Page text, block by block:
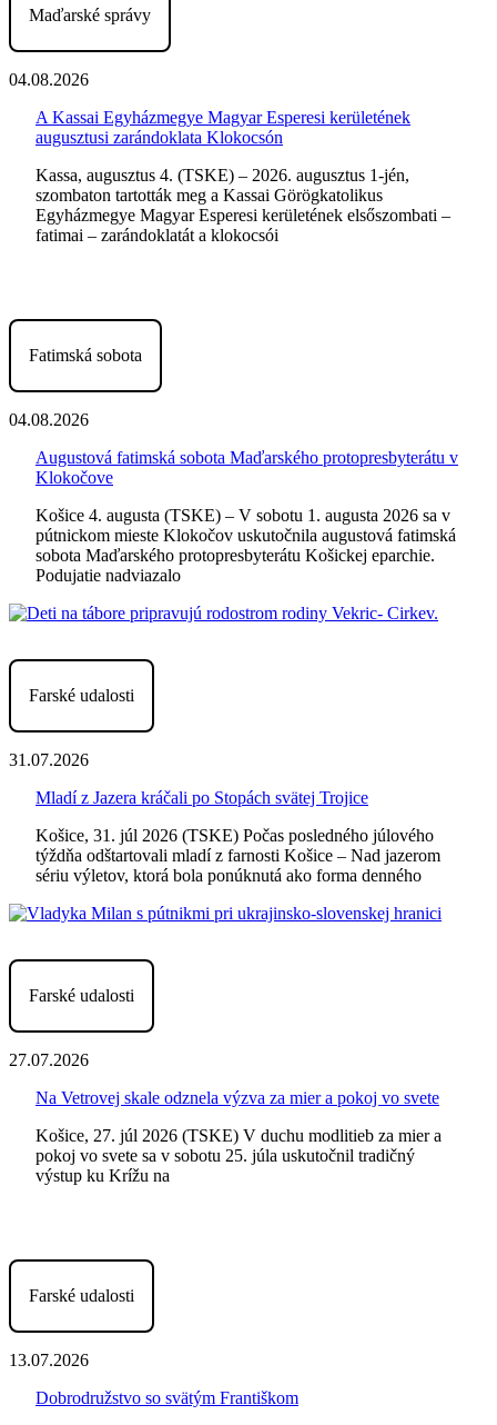
Maďarské správy
04.08.2026
A Kassai Egyházmegye Magyar Esperesi kerületének
augusztusi zarándoklata Klokocsón
Kassa, augusztus 4. (TSKE) – 2026. augusztus 1-jén,
szombaton tartották meg a Kassai Görögkatolikus
Egyházmegye Magyar Esperesi kerületének elsőszombati –
fatimai – zarándoklatát a klokocsói
Fatimská sobota
04.08.2026
Augustová fatimská sobota Maďarského protopresbyterátu v
Klokočove
Košice 4. augusta (TSKE) – V sobotu 1. augusta 2026 sa v
pútnickom mieste Klokočov uskutočnila augustová fatimská
sobota Maďarského protopresbyterátu Košickej eparchie.
Podujatie nadviazalo
Farské udalosti
31.07.2026
Mladí z Jazera kráčali po Stopách svätej Trojice
Košice, 31. júl 2026 (TSKE) Počas posledného júlového
týždňa odštartovali mladí z farnosti Košice – Nad jazerom
sériu výletov, ktorá bola ponúknutá ako forma denného
Farské udalosti
27.07.2026
Na Vetrovej skale odznela výzva za mier a pokoj vo svete
Košice, 27. júl 2026 (TSKE) V duchu modlitieb za mier a
pokoj vo svete sa v sobotu 25. júla uskutočnil tradičný
výstup ku Krížu na
Farské udalosti
13.07.2026
Dobrodružstvo so svätým Františkom